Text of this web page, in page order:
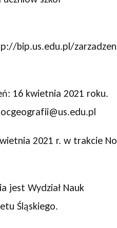
bip.us.edu.pl/
16 kwietnia 2021 roku.
2021 r. w trakcie
jest Wydział Nauk
Śląskiego.